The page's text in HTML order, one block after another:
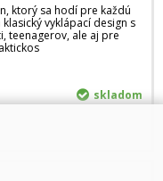
ktorý sa hodí pre každú
vyklápací design s
teenagerov, ale aj pre
skladom